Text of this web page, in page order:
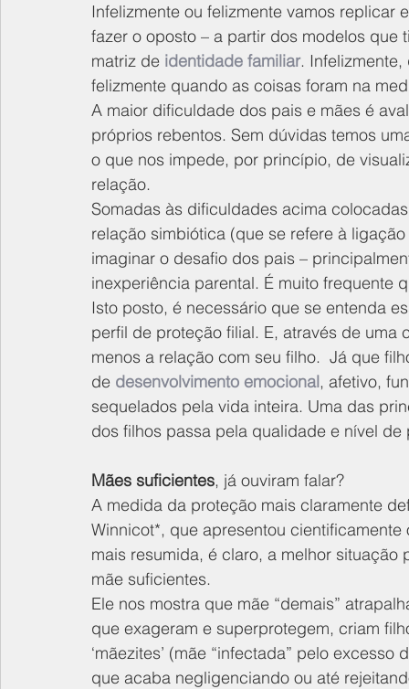
Infelizmente ou felizmente vamos
fazer o oposto – a partir dos modelos
matriz de identidade familiar.
felizmente quando as coisas foram na
A maior dificuldade dos pais e mães é
próprios rebentos. Sem dúvidas temos
o que nos impede, por princípio, de
relação.
Somadas às dificuldades acima
relação simbiótica (que se refere à
imaginar o desafio dos pais –
inexperiência parental. É muito frequente
Isto posto, é necessário que se entenda
perfil de proteção filial. E, através de
menos a relação com seu filho.  Já que
de desenvolvimento emocional, afetivo,
sequelados pela vida inteira. Uma das
dos filhos passa pela qualidade e nível
Mães suficientes, já ouviram falar?
A medida da proteção mais claramente
Winnicot*, que apresentou cientificamente
mais resumida, é claro, a melhor
mãe suficientes.
Ele nos mostra que mãe “demais”
que exageram e superprotegem, criam
‘mãezites’ (mãe “infectada” pelo
que acaba negligenciando ou até